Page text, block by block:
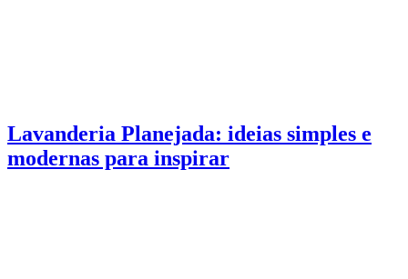
Lavanderia Planejada: ideias simples e
modernas para inspirar